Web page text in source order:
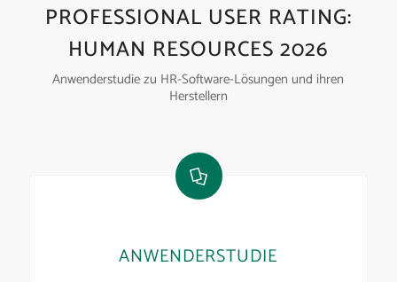
PROFESSIONAL USER RATING:
HUMAN RESOURCES 2026
Anwenderstudie zu HR-Software-Lösungen und ihren
Herstellern
ANWENDERSTUDIE